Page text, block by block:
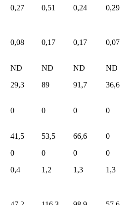
0,27 0,51 0,24 0,29
0,08 0,17 0,17 0,07
ND ND ND
ND
29,3 89 91,7 36,6
0 0 0 0
41,5 53,5 66,6
0
0 0 0
0
0,4 1,2 1,3 1,3